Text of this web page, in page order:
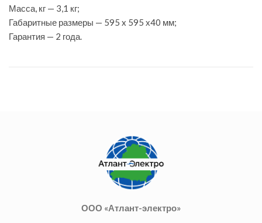
Масса, кг — 3,1 кг;
Габаритные размеры — 595 x 595 х40 мм;
Гарантия — 2 года.
ООО «Атлант-электро»